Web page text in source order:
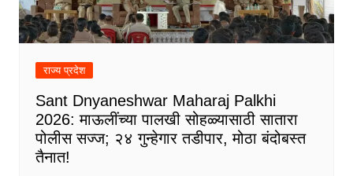
राज्य प्रदेश
Sant Dnyaneshwar Maharaj Palkhi
2026: माऊलींच्या पालखी सोहळ्यासाठी सातारा
पोलीस सज्ज; २४ गुन्हेगार तडीपार, मोठा बंदोबस्त
तैनात!